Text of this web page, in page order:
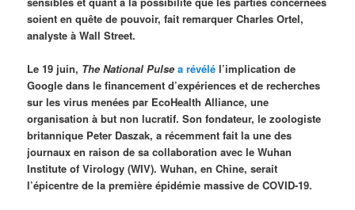
soient en quête de pouvoir, fait remarquer Charles Ortel,
analyste à Wall Street.
Le 19 juin, The National Pulse a révélé l’implication de
Google dans le financement d’expériences et de recherches
sur les virus menées par EcoHealth Alliance, une
organisation à but non lucratif. Son fondateur, le zoologiste
britannique Peter Daszak, a récemment fait la une des
journaux en raison de sa collaboration avec le Wuhan
Institute of Virology (WIV). Wuhan, en Chine, serait
l’épicentre de la première épidémie massive de COVID-19.